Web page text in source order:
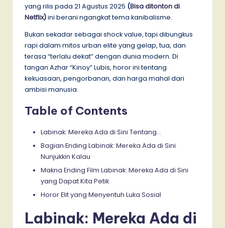
yang rilis pada 21 Agustus 2025 (Bisa ditonton di
Netflix)ini berani ngangkat tema kanibalisme.
Bukan sekadar sebagai shock value, tapi dibungkus
rapi dalam mitos urban elite yang gelap, tua, dan
terasa “terlalu dekat” dengan dunia modern. Di
tangan Azhar “Kinoy” Lubis, horor ini tentang
kekuasaan, pengorbanan, dan harga mahal dari
ambisi manusia.
Table of Contents
Labinak: Mereka Ada di Sini Tentang…
Bagian Ending Labinak: Mereka Ada di Sini
Nunjukkin Kalau
Makna Ending Film Labinak: Mereka Ada di Sini
yang Dapat Kita Petik
Horor Elit yang Menyentuh Luka Sosial
Labinak: Mereka Ada di